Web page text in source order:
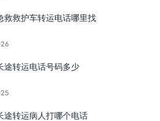
救救护车转运电话哪里找
途转运电话号码多少
途转运病人打哪个电话